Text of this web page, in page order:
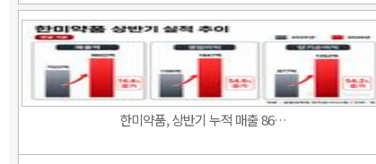
한미약품, 상반기 누적 매출 86…